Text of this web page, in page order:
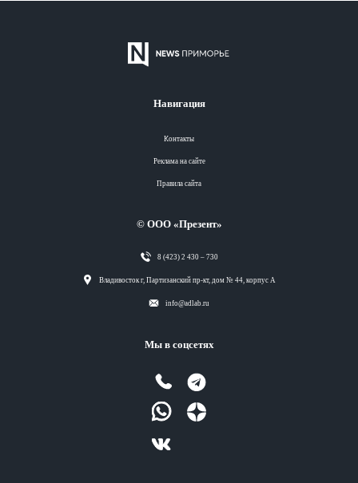
Навигация
Контакты
Реклама на сайте
Правила сайта
© ООО «Презент»
8 (423) 2 430 – 730
Владивосток г, Партизанский пр-кт, дом № 44, корпус А
info@adlab.ru
Мы в соцсетях